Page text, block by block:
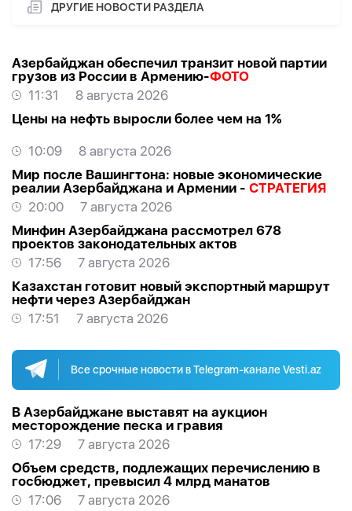
ДРУГИЕ НОВОСТИ РАЗДЕЛА
Азербайджан обеспечил транзит новой партии
грузов из России в Армению-ФОТО
11:31
8 августа 2026
Цены на нефть выросли более чем на 1%
10:09
8 августа 2026
Мир после Вашингтона: новые экономические
реалии Азербайджана и Армении - СТРАТЕГИЯ
20:00
7 августа 2026
Минфин Азербайджана рассмотрел 678
проектов законодательных актов
17:56
7 августа 2026
Казахстан готовит новый экспортный маршрут
нефти через Азербайджан
17:51
7 августа 2026
Все срочные новости в Telegram-канале Vesti.az
В Азербайджане выставят на аукцион
месторождение песка и гравия
17:29
7 августа 2026
Объем средств, подлежащих перечислению в
госбюджет, превысил 4 млрд манатов
17:06
7 августа 2026